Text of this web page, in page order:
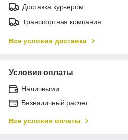
Доставка курьером
Транспортная компания
Все условия доставки
Условия оплаты
Наличными
Безналичный расчет
Все условия оплаты